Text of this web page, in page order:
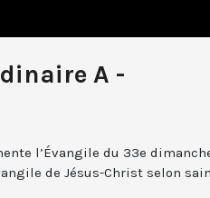
A -
l’Évangile du 33e
de Jésus-Christ selon